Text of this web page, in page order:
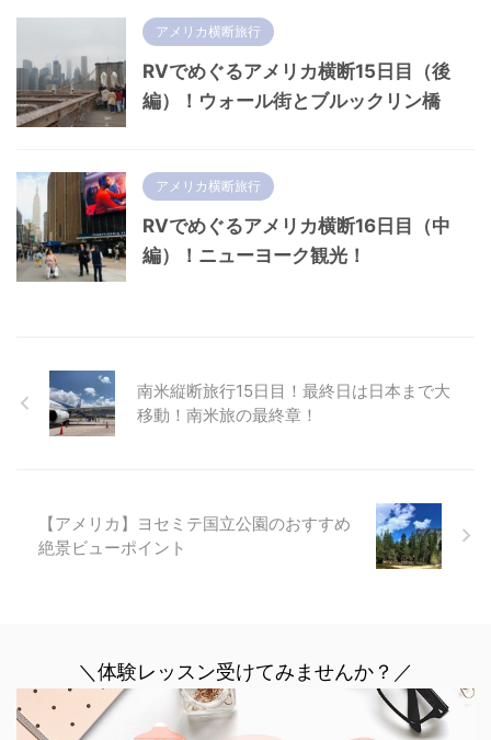
アメリカ横断旅行
RVでめぐるアメリカ横断15日目（後
編）！ウォール街とブルックリン橋
アメリカ横断旅行
RVでめぐるアメリカ横断16日目（中
編）！ニューヨーク観光！
南米縦断旅行15日目！最終日は日本まで大
移動！南米旅の最終章！
【アメリカ】ヨセミテ国立公園のおすすめ
絶景ビューポイント
＼体験レッスン受けてみませんか？／